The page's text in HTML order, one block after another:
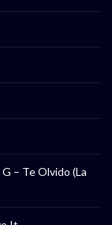
– Te Olvido (La